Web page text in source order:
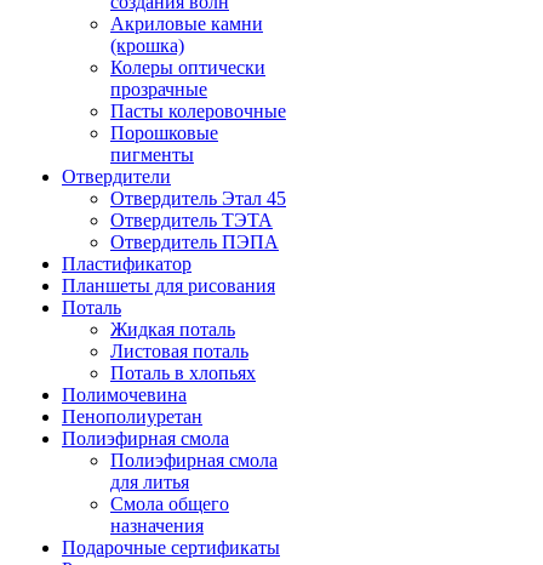
Акриловые камни
(крошка)
Колеры оптически
прозрачные
Пасты колеровочные
Порошковые
пигменты
Отвердители
Отвердитель Этал 45
Отвердитель ТЭТА
Отвердитель ПЭПА
Пластификатор
Планшеты для рисования
Поталь
Жидкая поталь
Листовая поталь
Поталь в хлопьях
Полимочевина
Пенополиуретан
Полиэфирная смола
Полиэфирная смола
для литья
Смола общего
назначения
Подарочные сертификаты